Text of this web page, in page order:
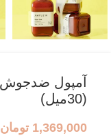
(30میل)
1,369,000 تومان